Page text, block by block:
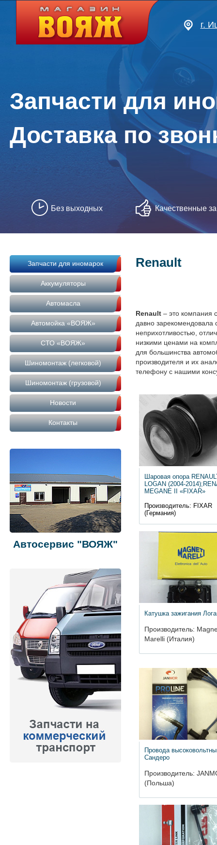
г.
Запчасти для
Доставка по
Без выходных Качественные
Запчасти для иномарок
Аккумуляторы
Автомасла
Автомойка «ВОЯЖ»
СТО «ВОЯЖ»
Шиномонтаж (легковой)
Шиномонтаж (грузовой)
Новости
Контакты
Автосервис "ВОЯЖ"
Renault
Renault – это компания
давно зарекомендовала
неприхотливостью,
низкими ценами на
для большинства
производителя и их
телефону с нашими
Шаровая опора
LOGAN (2004-
MEGANE II «FIXAR»
Производитель: FIXAR
(Германия)
Катушка зажигания
Производитель:
Marelli (Италия)
Провода
Сандеро
Производитель:
(Польша)